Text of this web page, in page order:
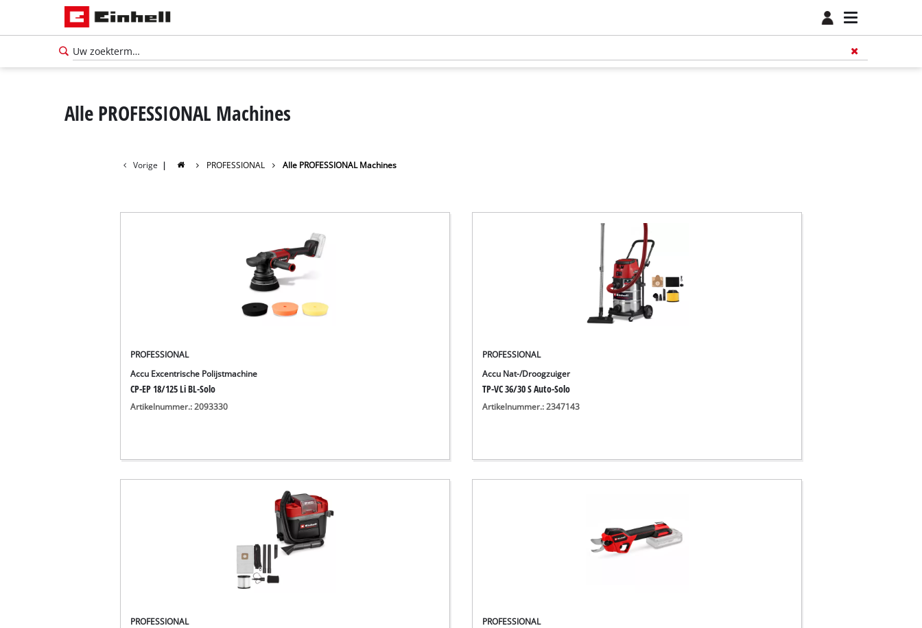
Alle PROFESSIONAL Machines
Vorige | PROFESSIONAL Alle PROFESSIONAL Machines
PROFESSIONAL
Accu Excentrische Polijstmachine
CP-EP 18/125 Li BL-Solo
Artikelnummer.: 2093330
PROFESSIONAL
Accu Nat-/Droogzuiger
TP-VC 36/30 S Auto-Solo
Artikelnummer.: 2347143
PROFESSIONAL
PROFESSIONAL